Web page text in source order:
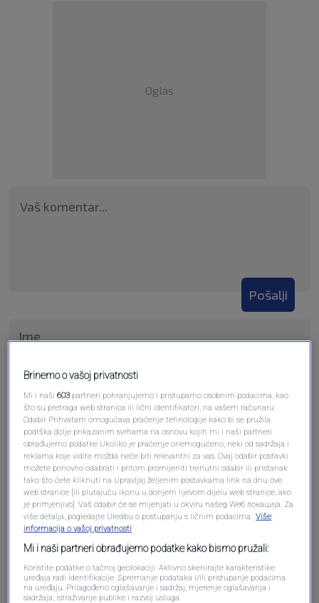
Oglas
Pošalji
Pošalji komentar
Oglas
Brinemo o vašoj privatnosti
Mi i naši603 partneri pohranjujemo i pristupamo osobnim podacima, kao
što su pretraga web stranica ili lični identifikatori, na vašem računaru .
Odabir Prihvatam omogućava praćenje tehnologije kako bi se pružila
podrška dolje prikazanim svrhama na osnovu kojih mi i naši partneri
obrađujemo podatke Ukoliko je praćenje onemogućeno, neki od sadržaja i
reklama koje vidite možda neće biti relevantni za vas. Ovaj odabir postavki
možete ponovno odabrati i pritom promijeniti trenutni odabir ili pristanak
tako što ćete kliknuti na Upravljaj željenim postavkama link na dnu ove
web stranice [ili plutajuću ikonu u donjem lijevom dijelu web stranice, ako
je primjenjivo]. Vaš odabir će se mijenjati u okviru našeg Wеб локација. Za
više detalja, pogledajte Uredbu o postupanju s ličnim podacima. Više
informacija o vašoj privatnosti
Mi i naši partneri obrađujemo podatke kako bismo pružali:
Koristite podatke o tačnoj geolokaciji. Aktivno skenirajte karakteristike
uređaja radi identifikacije. Spremanje podataka i/ili pristupanje podacima
na uređaju. Prilagođeno oglašavanje i sadržaj, mjerenje oglašavanja i
sadržaja, istraživanje publike i razvoj usluga.